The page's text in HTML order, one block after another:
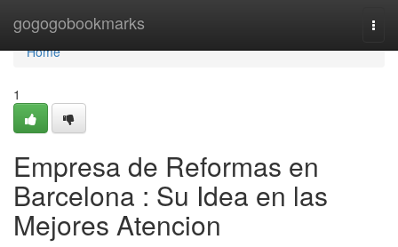
gogogobookmarks
Home
Home
1
Empresa de Reformas en
Barcelona : Su Idea en las
Mejores Atencion